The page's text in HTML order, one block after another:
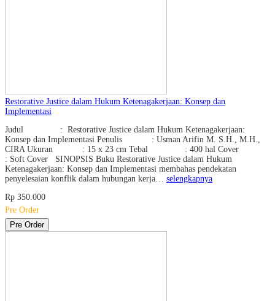
Restorative Justice dalam Hukum Ketenagakerjaan: Konsep dan
Implementasi
Judul : Restorative Justice dalam Hukum Ketenagakerjaan:
Konsep dan Implementasi Penulis : Usman Arifin M. S.H., M.H.,
CIRA Ukuran : 15 x 23 cm Tebal : 400 hal Cover
: Soft Cover SINOPSIS Buku Restorative Justice dalam Hukum
Ketenagakerjaan: Konsep dan Implementasi membahas pendekatan
penyelesaian konflik dalam hubungan kerja… selengkapnya
Rp 350.000
Pre Order
Pre Order